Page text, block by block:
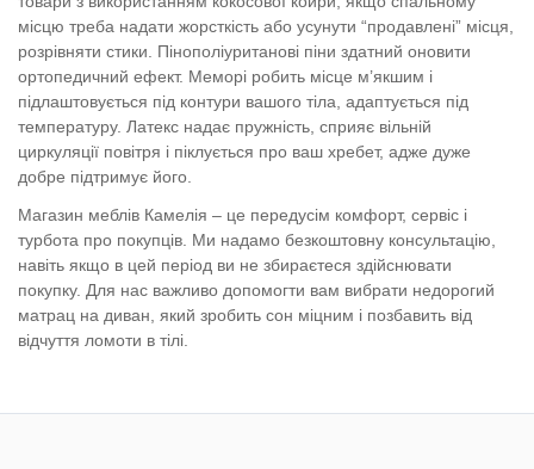
місцю треба надати жорсткість або усунути “продавлені” місця,
розрівняти стики. Пінополіуританові піни здатний оновити
ортопедичний ефект. Меморі робить місце м’якшим і
підлаштовується під контури вашого тіла, адаптується під
температуру. Латекс надає пружність, сприяє вільній
циркуляції повітря і піклується про ваш хребет, адже дуже
добре підтримує його.
Магазин меблів Камелія – це передусім комфорт, сервіс і
турбота про покупців. Ми надамо безкоштовну консультацію,
навіть якщо в цей період ви не збираєтеся здійснювати
покупку. Для нас важливо допомогти вам вибрати недорогий
матрац на диван, який зробить сон міцним і позбавить від
відчуття ломоти в тілі.